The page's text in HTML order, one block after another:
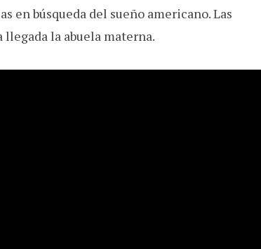
en búsqueda del sueño americano. Las
la abuela materna.